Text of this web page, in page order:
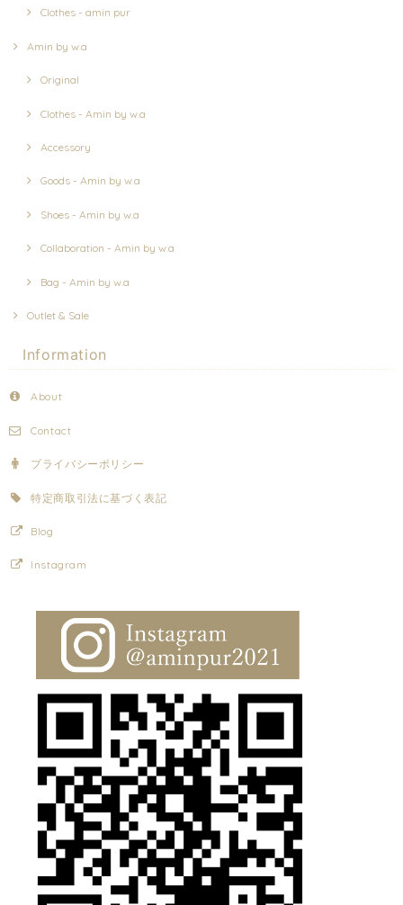
Clothes - amin pur
Amin by w.a
Original
Clothes - Amin by w.a
Accessory
Goods - Amin by w.a
Shoes - Amin by w.a
Collaboration - Amin by w.a
Bag - Amin by w.a
Outlet & Sale
Information
About
Contact
プライバシーポリシー
特定商取引法に基づく表記
Blog
Instagram